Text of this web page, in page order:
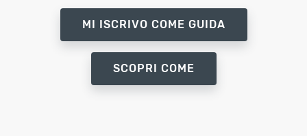
MI ISCRIVO COME GUIDA
SCOPRI COME